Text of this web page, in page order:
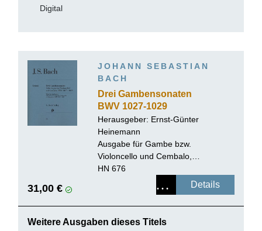
Digital
JOHANN SEBASTIAN
BACH
Drei Gambensonaten
BWV 1027-1029
Herausgeber: Ernst-Günter
Heinemann
Ausgabe für Gambe bzw.
Violoncello und Cembalo,
Urtextausgabe, broschiert
HN 676
31,00 € Details
Weitere Ausgaben dieses Titels